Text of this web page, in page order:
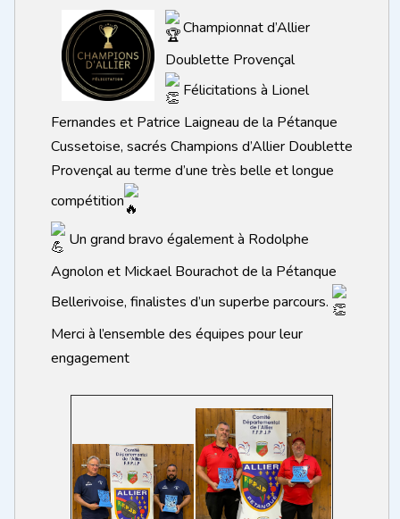
Championnat d’Allier
Doublette Provençal
Félicitations à Lionel
Fernandes et Patrice Laigneau de la Pétanque
Cussetoise, sacrés Champions d’Allier Doublette
Provençal au terme d’une très belle et longue
compétition
Un grand bravo également à Rodolphe
Agnolon et Mickael Bourachot de la Pétanque
Bellerivoise, finalistes d’un superbe parcours.
Merci à l’ensemble des équipes pour leur
engagement